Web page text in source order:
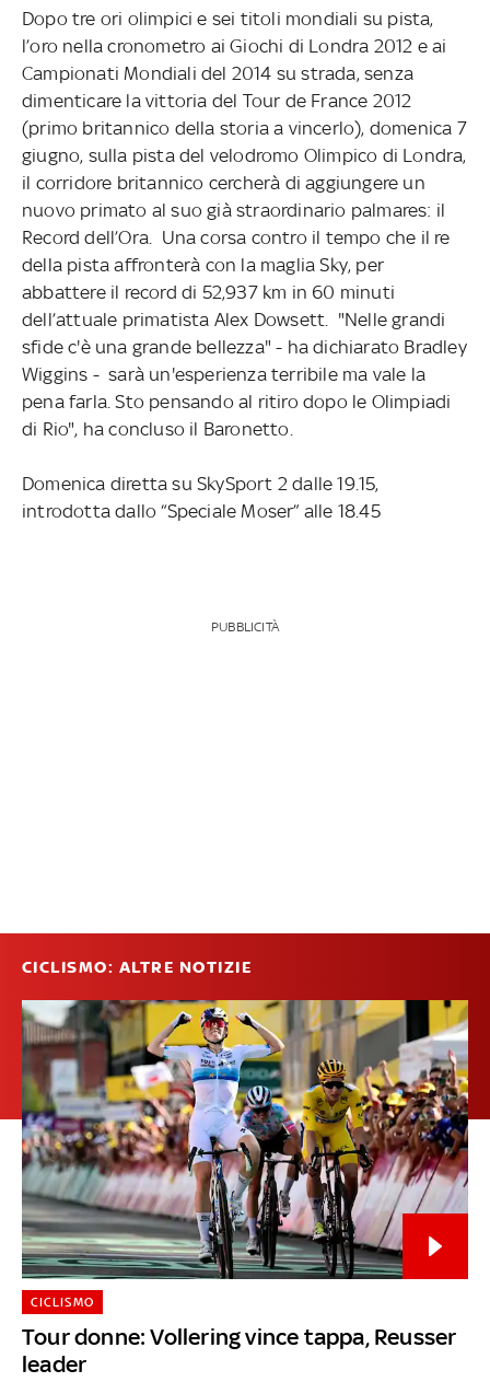
Dopo tre ori olimpici e sei titoli mondiali su pista,
l’oro nella cronometro ai Giochi di Londra 2012 e ai
Campionati Mondiali del 2014 su strada, senza
dimenticare la vittoria del Tour de France 2012
(primo britannico della storia a vincerlo), domenica 7
giugno, sulla pista del velodromo Olimpico di Londra,
il corridore britannico cercherà di aggiungere un
nuovo primato al suo già straordinario palmares: il
Record dell’Ora. Una corsa contro il tempo che il re
della pista affronterà con la maglia Sky, per
abbattere il record di 52,937 km in 60 minuti
dell’attuale primatista Alex Dowsett. "Nelle grandi
sfide c'è una grande bellezza" - ha dichiarato Bradley
Wiggins - sarà un'esperienza terribile ma vale la
pena farla. Sto pensando al ritiro dopo le Olimpiadi
di Rio", ha concluso il Baronetto.
Domenica diretta su SkySport 2 dalle 19.15,
introdotta dallo “Speciale Moser” alle 18.45
PUBBLICITÀ
CICLISMO: ALTRE NOTIZIE
Tour donne: Vollering vince tappa, Reusser
leader
CICLISMO